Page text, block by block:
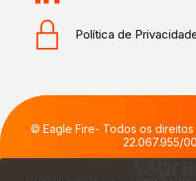
Política de
© Eagle Fire- Todos os direitos
22.067.955/